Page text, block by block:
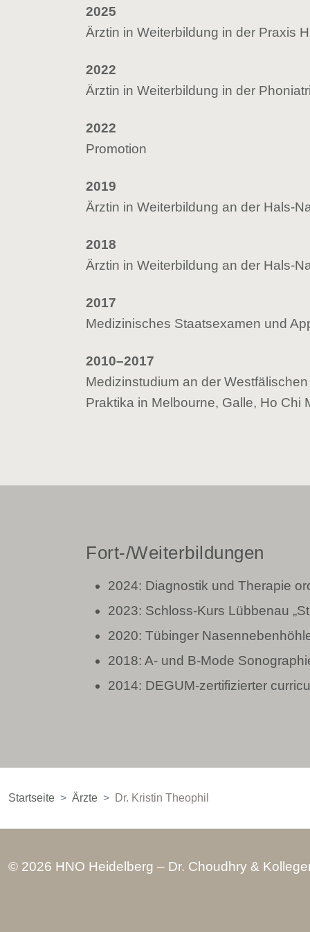
2025
Ärztin in Weiterbildung in der Praxis
2022
Ärztin in Weiterbildung in der
2022
Promotion
2019
Ärztin in Weiterbildung an der Hals-
2018
Ärztin in Weiterbildung an der Hals-
2017
Medizinisches Staatsexamen und
2010–2017
Medizinstudium an der
Praktika in Melbourne, Galle, Ho Chi
Fort-/Weiterbildungen
2024: Diagnostik und Therapie
2023: Schloss-Kurs Lübbenau
2020: Tübinger
2018: A- und B-Mode
2014: DEGUM-zertifizierter
Startseite Ärzte Dr. Kristin Theophil
© 2026 HNO Heidelberg – Dr. Choudhry &